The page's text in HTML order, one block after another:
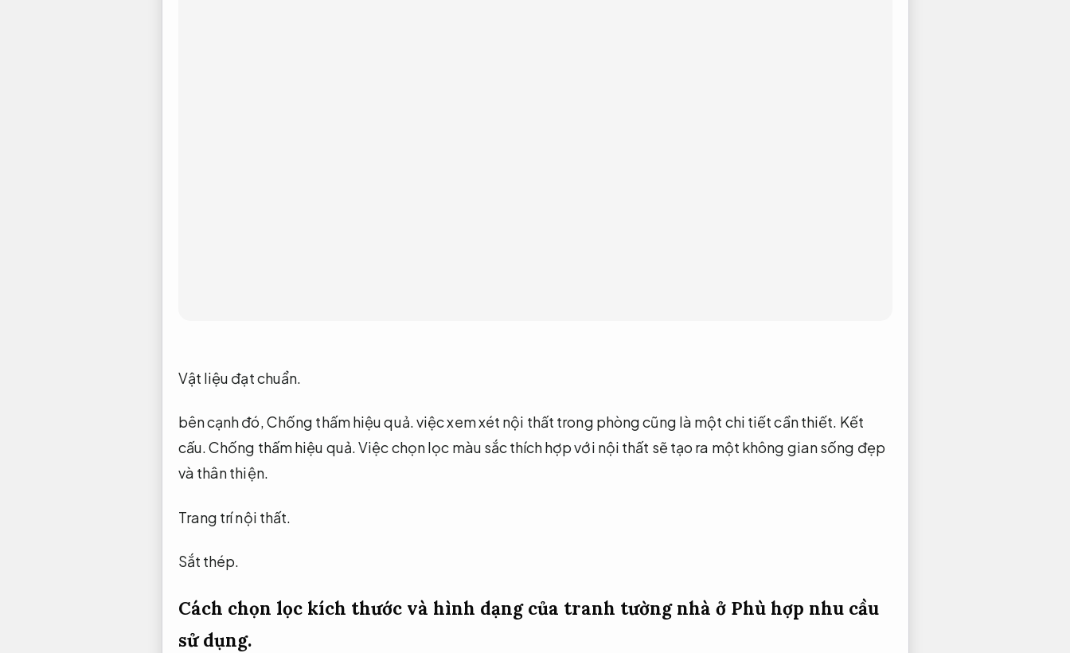
Vật liệu đạt chuẩn.
bên cạnh đó,Chống thấm hiệu quả.việc xem xét nội thất trong phòng cũng là một chi tiết cần thiết. Kết
cấu.Chống thấm hiệu quả.Việc chọn lọc màu sắc thích hợp với nội thất sẽ tạo ra một không gian sống đẹp
và thân thiện.
Trang trí nội thất.
Sắt thép.
Cách chọn lọc kích thước và hình dạng của tranh tường nhà ở Phù hợp nhu cầu
sử dụng.